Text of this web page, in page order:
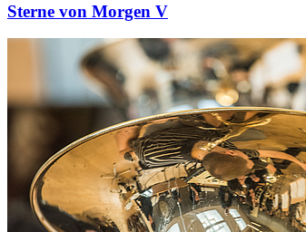
Sterne von Morgen V